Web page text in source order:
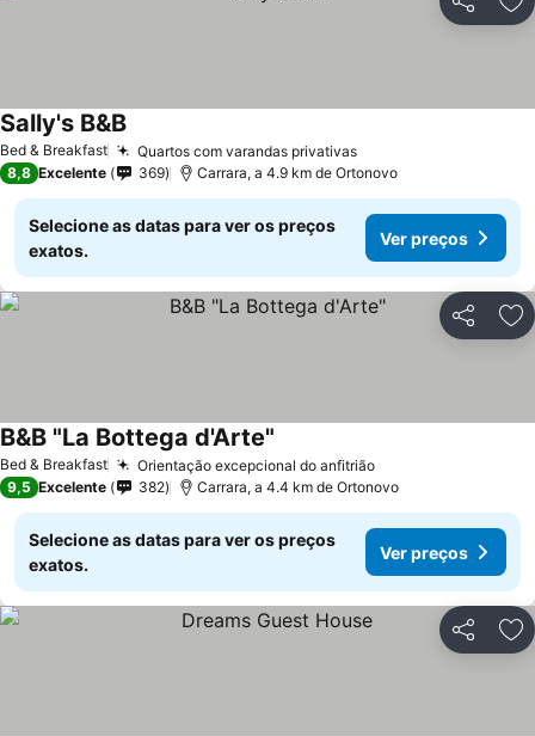
Partilhar
Bed & Breakfast Quartos com varandas privativas
Sally's B&B
8,8 Excelente 369 Carrara, a 4.9 km de Ortonovo
Selecione as datas para ver os preços
exatos.
Ver preços
Partilhar
Bed & Breakfast Orientação excepcional do anfitrião
B&B "La Bottega d'Arte"
9,5 Excelente 382 Carrara, a 4.4 km de Ortonovo
Selecione as datas para ver os preços
exatos.
Ver preços
Partilhar